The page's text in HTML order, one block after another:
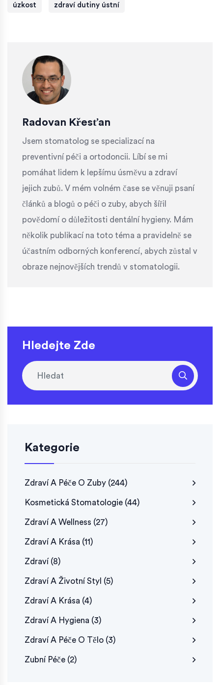
úzkost zdraví dutiny ústní
Radovan Křesťan
Jsem stomatolog se specializací na
preventivní péči a ortodoncii. Líbí se mi
pomáhat lidem k lepšímu úsměvu a zdraví
jejich zubů. V mém volném čase se věnuji psaní
článků a blogů o péči o zuby, abych šířil
povědomí o důležitosti dentální hygieny. Mám
několik publikací na toto téma a pravidelně se
účastním odborných konferencí, abych zůstal v
obraze nejnovějších trendů v stomatologii.
Hledejte Zde
Kategorie
Zdraví A Péče O Zuby (244)
Kosmetická Stomatologie (44)
Zdraví A Wellness (27)
Zdraví A Krása (11)
Zdraví (8)
Zdraví A Životní Styl (5)
Zdraví A Krása (4)
Zdraví A Hygiena (3)
Zdraví A Péče O Tělo (3)
Zubní Péče (2)